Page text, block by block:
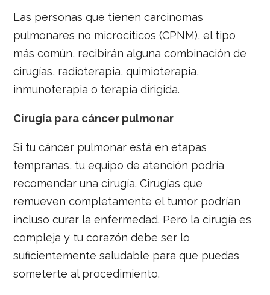
Las personas que tienen carcinomas
pulmonares no microcíticos (CPNM), el tipo
más común, recibirán alguna combinación de
cirugías, radioterapia, quimioterapia,
inmunoterapia o terapia dirigida.
Cirugía para cáncer pulmonar
Si tu cáncer pulmonar está en etapas
tempranas, tu equipo de atención podría
recomendar una cirugía. Cirugías que
remueven completamente el tumor podrían
incluso curar la enfermedad. Pero la cirugía es
compleja y tu corazón debe ser lo
suficientemente saludable para que puedas
someterte al procedimiento.